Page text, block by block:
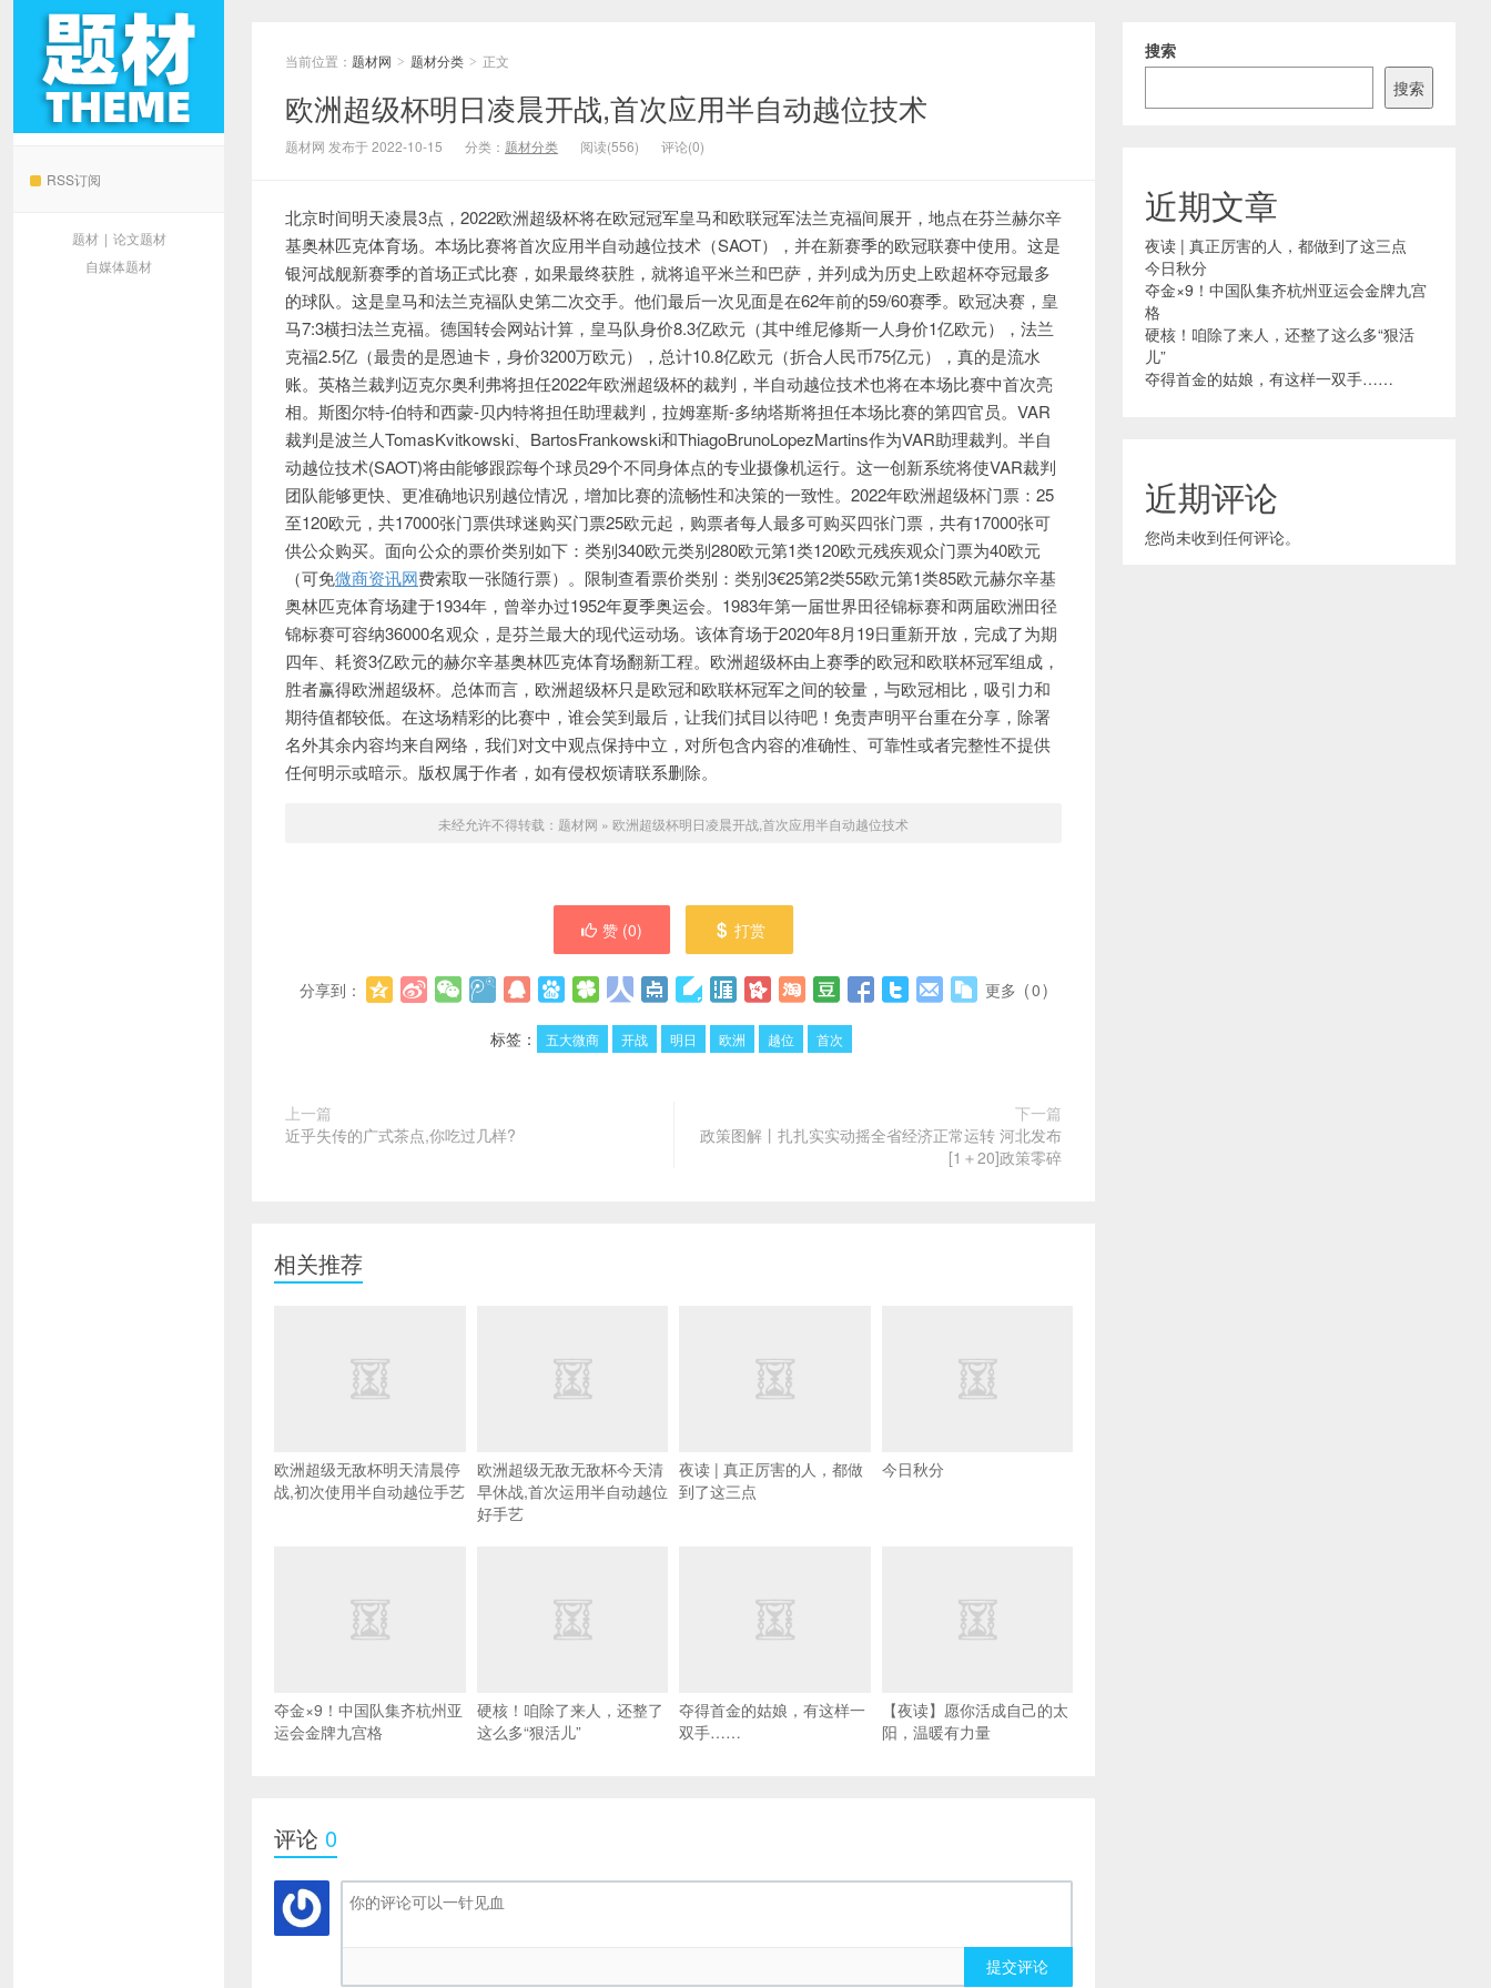
RSS订阅
题材 | 论文题材
自媒体题材
当前位置： 题材网 > 题材分类 > 正文
欧洲超级杯明日凌晨开战,首次应用半自动越位技术
题材网 发布于 2022-10-15 分类： 题材分类 阅读(556) 评论(0)
北京时间明天凌晨3点，2022欧洲超级杯将在欧冠冠军皇马和欧联冠军法兰克福间展开，地点在芬兰赫尔辛
基奥林匹克体育场。本场比赛将首次应用半自动越位技术（SAOT），并在新赛季的欧冠联赛中使用。这是
银河战舰新赛季的首场正式比赛，如果最终获胜，就将追平米兰和巴萨，并列成为历史上欧超杯夺冠最多
的球队。这是皇马和法兰克福队史第二次交手。他们最后一次见面是在62年前的59/60赛季。欧冠决赛，皇
马7:3横扫法兰克福。德国转会网站计算，皇马队身价8.3亿欧元（其中维尼修斯一人身价1亿欧元），法兰
克福2.5亿（最贵的是恩迪卡，身价3200万欧元），总计10.8亿欧元（折合人民币75亿元），真的是流水
账。英格兰裁判迈克尔奥利弗将担任2022年欧洲超级杯的裁判，半自动越位技术也将在本场比赛中首次亮
相。斯图尔特-伯特和西蒙-贝内特将担任助理裁判，拉姆塞斯-多纳塔斯将担任本场比赛的第四官员。VAR
裁判是波兰人TomasKvitkowski、BartosFrankowski和ThiagoBrunoLopezMartins作为VAR助理裁判。半自
动越位技术(SAOT)将由能够跟踪每个球员29个不同身体点的专业摄像机运行。这一创新系统将使VAR裁判
团队能够更快、更准确地识别越位情况，增加比赛的流畅性和决策的一致性。2022年欧洲超级杯门票：25
至120欧元，共17000张门票供球迷购买门票25欧元起，购票者每人最多可购买四张门票，共有17000张可
供公众购买。面向公众的票价类别如下：类别340欧元类别280欧元第1类120欧元残疾观众门票为40欧元
（可免微商资讯网费索取一张随行票）。限制查看票价类别：类别3€25第2类55欧元第1类85欧元赫尔辛基
奥林匹克体育场建于1934年，曾举办过1952年夏季奥运会。1983年第一届世界田径锦标赛和两届欧洲田径
锦标赛可容纳36000名观众，是芬兰最大的现代运动场。该体育场于2020年8月19日重新开放，完成了为期
四年、耗资3亿欧元的赫尔辛基奥林匹克体育场翻新工程。欧洲超级杯由上赛季的欧冠和欧联杯冠军组成，
胜者赢得欧洲超级杯。总体而言，欧洲超级杯只是欧冠和欧联杯冠军之间的较量，与欧冠相比，吸引力和
期待值都较低。在这场精彩的比赛中，谁会笑到最后，让我们拭目以待吧！免责声明平台重在分享，除署
名外其余内容均来自网络，我们对文中观点保持中立，对所包含内容的准确性、可靠性或者完整性不提供
任何明示或暗示。版权属于作者，如有侵权烦请联系删除。
未经允许不得转载： 题材网 » 欧洲超级杯明日凌晨开战,首次应用半自动越位技术
赞 (0) 打赏
分享到： 更多 (0)
标签： 五大微商 开战 明日 欧洲 越位 首次
上一篇
近乎失传的广式茶点,你吃过几样?
下一篇
政策图解丨扎扎实实动摇全省经济正常运转 河北发布
[1＋20]政策零碎
相关推荐
欧洲超级无敌杯明天清晨停
战,初次使用半自动越位手艺
欧洲超级无敌无敌杯今天清
早休战,首次运用半自动越位
好手艺
夜读 | 真正厉害的人，都做
到了这三点
今日秋分
夺金×9！中国队集齐杭州亚
运会金牌九宫格
硬核！咱除了来人，还整了
这么多“狠活儿”
夺得首金的姑娘，有这样一
双手……
【夜读】愿你活成自己的太
阳，温暖有力量
评论 0
提交评论
搜索
搜索
近期文章
夜读 | 真正厉害的人，都做到了这三点
今日秋分
夺金×9！中国队集齐杭州亚运会金牌九宫
格
硬核！咱除了来人，还整了这么多“狠活
儿”
夺得首金的姑娘，有这样一双手……
近期评论
您尚未收到任何评论。